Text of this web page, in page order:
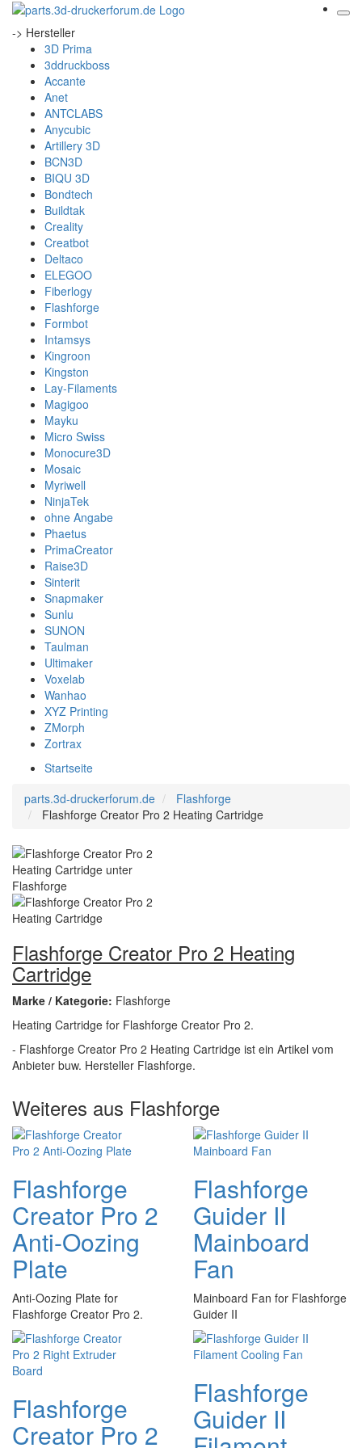
-> Hersteller
3D Prima
3ddruckboss
Accante
Anet
ANTCLABS
Anycubic
Artillery 3D
BCN3D
BIQU 3D
Bondtech
Buildtak
Creality
Creatbot
Deltaco
ELEGOO
Fiberlogy
Flashforge
Formbot
Intamsys
Kingroon
Kingston
Lay-Filaments
Magigoo
Mayku
Micro Swiss
Monocure3D
Mosaic
Myriwell
NinjaTek
ohne Angabe
Phaetus
PrimaCreator
Raise3D
Sinterit
Snapmaker
Sunlu
SUNON
Taulman
Ultimaker
Voxelab
Wanhao
XYZ Printing
ZMorph
Zortrax
Startseite
parts.3d-druckerforum.de
Flashforge
Flashforge Creator Pro 2 Heating Cartridge
Flashforge Creator Pro 2 Heating
Cartridge
Marke / Kategorie: Flashforge
Heating Cartridge for Flashforge Creator Pro 2.
- Flashforge Creator Pro 2 Heating Cartridge ist ein Artikel vom
Anbieter buw. Hersteller Flashforge.
Weiteres aus Flashforge
Flashforge
Creator Pro 2
Anti-Oozing
Plate
Anti-Oozing Plate for
Flashforge Creator Pro 2.
Flashforge
Guider II
Mainboard
Fan
Mainboard Fan for Flashforge
Guider II
Flashforge
Creator Pro 2
Flashforge
Guider II